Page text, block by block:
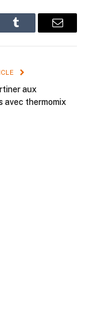
Tumblr Email
aux
avec thermomix